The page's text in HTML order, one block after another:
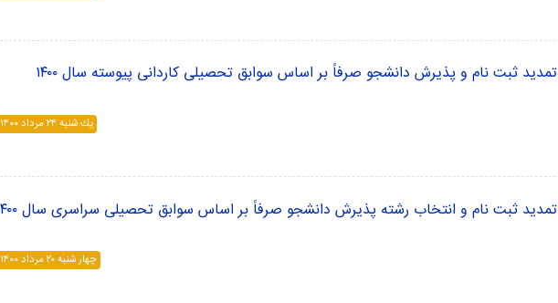
تمدید ثبت نام و پذیرش دانشجو صرفاً بر اساس سوابق تحصیلی کاردانی پیوسته سال ۱۴۰۰
يك شنبه ۲۴ مرداد ۱۴۰۰
تمدید ثبت نام و انتخاب رشته پذیرش دانشجو صرفاً بر اساس سوابق تحصیلی سراسری سال ۱۴۰۰
چهار شنبه ۲۰ مرداد ۱۴۰۰